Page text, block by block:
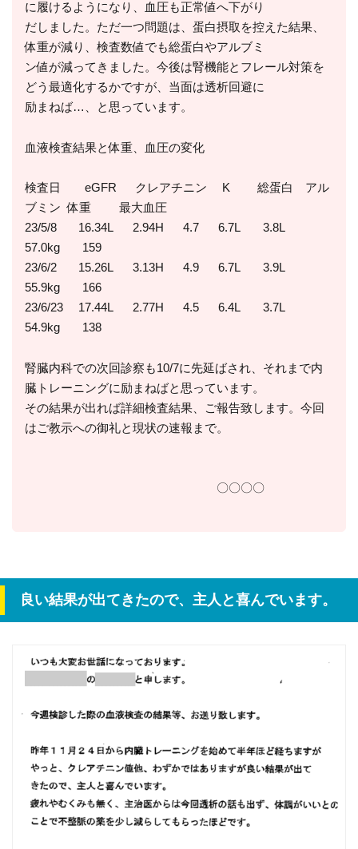
に履けるようになり、血圧も正常値へ下がり
だしました。ただ一つ問題は、蛋白摂取を控えた結果、
体重が減り、検査数値でも総蛋白やアルブミ
ン値が減ってきました。今後は腎機能とフレール対策を
どう最適化するかですが、当面は透析回避に
励まねば…、と思っています。
血液検査結果と体重、血圧の変化
検査日 eGFR クレアチニン K 総蛋白 アル
ブミン 体重 最大血圧
23/5/8 16.34L 2.94H 4.7 6.7L 3.8L
57.0kg 159
23/6/2 15.26L 3.13H 4.9 6.7L 3.9L
55.9kg 166
23/6/23 17.44L 2.77H 4.5 6.4L 3.7L
54.9kg 138
腎臓内科での次回診察も10/7に先延ばされ、それまで内
臓トレーニングに励まねばと思っています。
その結果が出れば詳細検査結果、ご報告致します。今回
はご教示への御礼と現状の速報まで。
〇〇〇〇
良い結果が出てきたので、主人と喜んでいます。